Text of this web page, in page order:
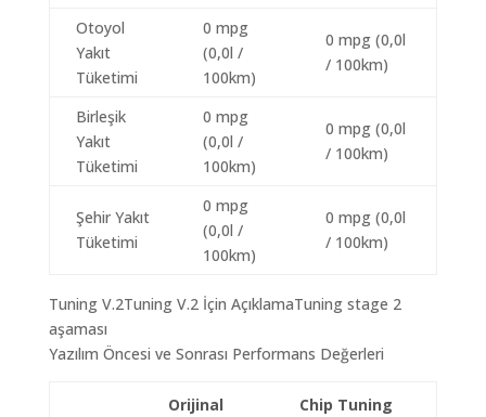
Otoyol
Yakıt
Tüketimi
0 mpg
(0,0l /
100km)
0 mpg (0,0l
/ 100km)
Birleşik
Yakıt
Tüketimi
0 mpg
(0,0l /
100km)
0 mpg (0,0l
/ 100km)
Şehir Yakıt
Tüketimi
0 mpg
(0,0l /
100km)
0 mpg (0,0l
/ 100km)
Tuning V.2Tuning V.2 İçin AçıklamaTuning stage 2
aşaması
Yazılım Öncesi ve Sonrası Performans Değerleri
Orijinal
Chip Tuning